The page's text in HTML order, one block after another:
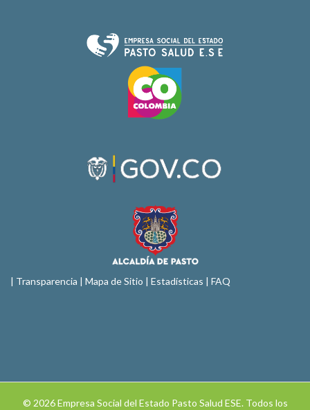
| Transparencia | Mapa de Sitio | Estadísticas | FAQ
© 2026 Empresa Social del Estado Pasto Salud ESE. Todos los